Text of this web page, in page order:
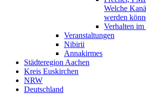
Welche
werden
Verhalten
Veranstaltungen
Nibirii
Annakirmes
Städteregion Aachen
Kreis Euskirchen
NRW
Deutschland